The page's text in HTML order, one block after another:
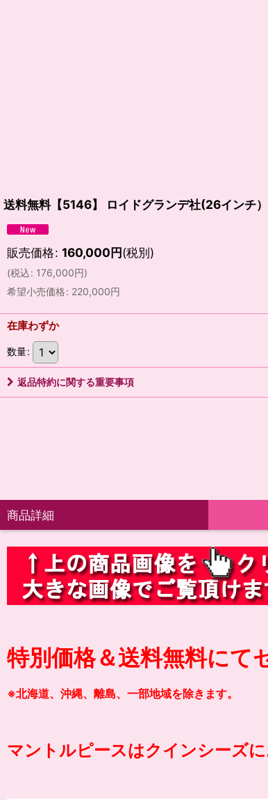
送料無料【5146】 ロイドグランデ社(26インチ
販売価格: 160,000円(税別)
(税込: 176,000円)
希望小売価格: 220,000円
在庫わずか
数量:
返品特約に関する重要事項
商品詳細
特別価格＆送料無料にて
※北海道、沖縄、離島、一部地域を除きます。
マントルピースはクインシーズに